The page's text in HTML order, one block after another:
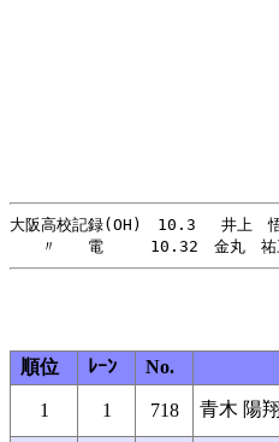
大阪高校記録(OH)　10.3 　井上　
順位 ﾚｰﾝ No.
1 1 718 青木 陽